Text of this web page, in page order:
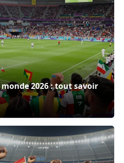
2026 : tout savoir